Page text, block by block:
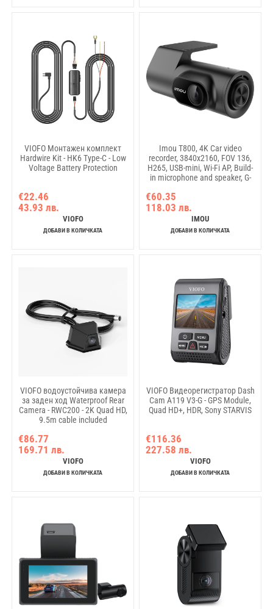
VIOFO Монтажен комплект
Hardwire Kit - HK6 Type-C - Low
Voltage Battery Protection
€22.46
43.93 лв.
VIOFO
ДОБАВИ В КОЛИЧКАТА
Imou T800, 4K Car video
recorder, 3840x2160, FOV 136,
H265, USB-mini, Wi-Fi AP, Build-
in microphone and speaker, G-
to 256GB, DC 5V/1.5A
€60.35
118.03 лв.
IMOU
ДОБАВИ В КОЛИЧКАТА
VIOFO водоустойчива камера
за заден ход Waterproof Rear
Camera - RWC200 - 2K Quad HD,
9.5m cable included
€86.77
169.71 лв.
VIOFO
ДОБАВИ В КОЛИЧКАТА
VIOFO Видеорегистратор Dash
Cam A119 V3-G - GPS Module,
Quad HD+, HDR, Sony STARVIS
€116.36
227.58 лв.
VIOFO
ДОБАВИ В КОЛИЧКАТА